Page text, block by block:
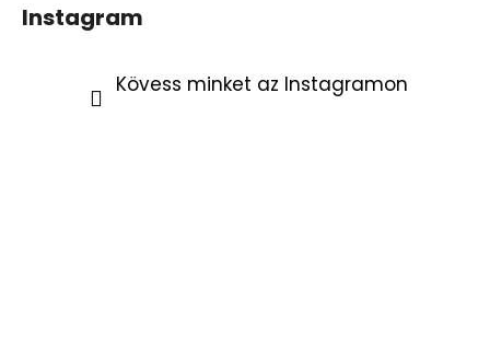
Instagram
Kövess minket az Instagramon